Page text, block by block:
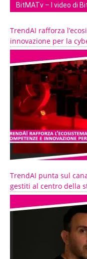
BitMATv – I video di
TrendAI rafforza
innovazione per la
TrendAI punta sul
gestiti al centro della